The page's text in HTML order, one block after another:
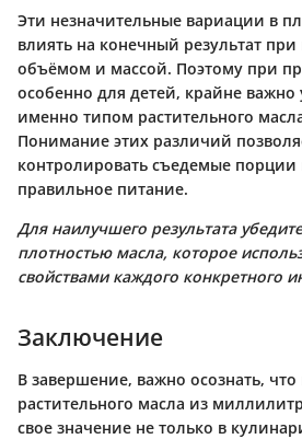
Эти незначительные вариации в
влиять на конечный результат
объёмом и массой. Поэтому при
особенно для детей, крайне важно
именно типом растительного
Понимание этих различий
контролировать съедемые порции
правильное питание.
Для наилучшего результата
плотностью масла, которое
свойствами каждого конкретного
Заключение
В завершение, важно осознать,
растительного масла из
свое значение не только в